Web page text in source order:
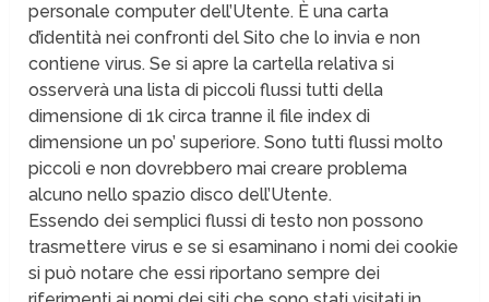
personale computer dell’Utente. È una carta
d’identità nei confronti del Sito che lo invia e non
contiene virus. Se si apre la cartella relativa si
osserverà una lista di piccoli flussi tutti della
dimensione di 1k circa tranne il file index di
dimensione un po’ superiore. Sono tutti flussi molto
piccoli e non dovrebbero mai creare problema
alcuno nello spazio disco dell’Utente.
Essendo dei semplici flussi di testo non possono
trasmettere virus e se si esaminano i nomi dei cookie
si può notare che essi riportano sempre dei